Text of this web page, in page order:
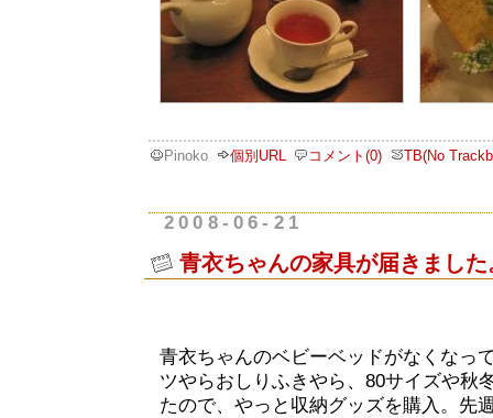
Pinoko 個別URL コメント(0) TB(No
2008-06-21
青衣ちゃんの家具が届きました
青衣ちゃんのベビーベッドがなくなっ
ツやらおしりふきやら、80サイズや秋
たので、やっと収納グッズを購入。先